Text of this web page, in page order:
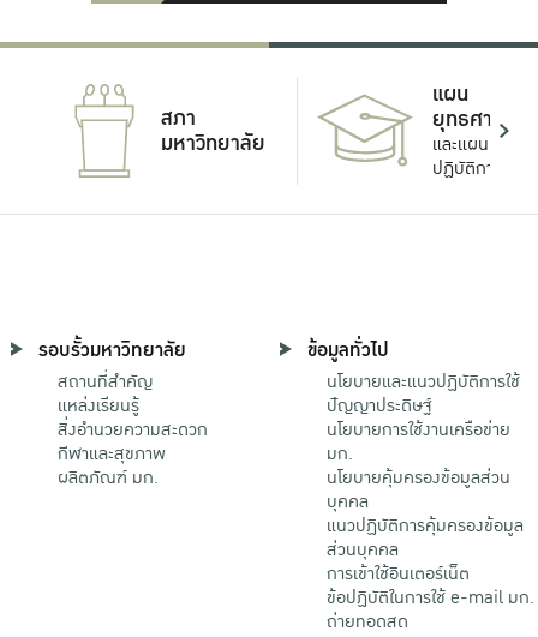
สภา
มหาวิทยาลัย
แผน
ยุทธศาสตร์
และแผน
ปฏิบัติการ
รอบรั้วมหาวิทยาลัย
สถานที่สำคัญ
แหล่งเรียนรู้
สิ่งอำนวยความสะดวก
กีฬาและสุขภาพ
ผลิตภัณฑ์ มก.
ข้อมูลทั่วไป
นโยบายและแนวปฏิบัติการใช้
ปัญญาประดิษฐ์
นโยบายการใช้งานเครือข่าย
มก.
นโยบายคุ้มครองข้อมูลส่วน
บุคคล
แนวปฏิบัติการคุ้มครองข้อมูล
ส่วนบุคคล
การเข้าใช้อินเตอร์เน็ต
ข้อปฏิบัติในการใช้ e-mail มก.
ถ่ายทอดสด